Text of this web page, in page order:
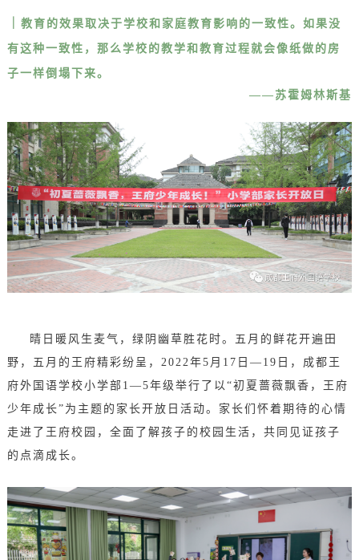
教育的效果取决于学校和家庭教育影响的一致性。如果没
有这种一致性，那么学校的教学和教育过程就会像纸做的房
子一样倒塌下来。
——苏霍姆林斯基
晴日暖风生麦气，绿阴幽草胜花时。五月的鲜花开遍田
野，五月的王府精彩纷呈，2022年5月17日—19日，成都王
府外国语学校小学部1—5年级举行了以“初夏蔷薇飘香，王府
少年成长”为主题的家长开放日活动。家长们怀着期待的心情
走进了王府校园，全面了解孩子的校园生活，共同见证孩子
的点滴成长。